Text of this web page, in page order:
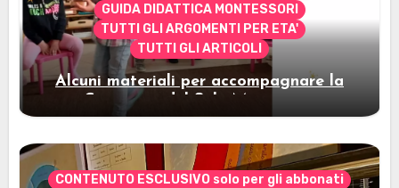
GUIDA DIDATTICA MONTESSORI
TUTTI GLI ARGOMENTI PER ETA'
TUTTI GLI ARTICOLI
Alcuni materiali per accompagnare la
Cerimonia del Sole Montessori
CONTENUTO ESCLUSIVO solo per gli abbonati